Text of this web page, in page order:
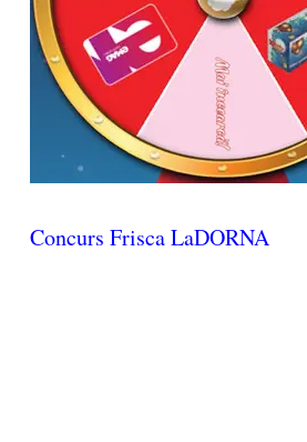
Concurs Frisca LaDORNA